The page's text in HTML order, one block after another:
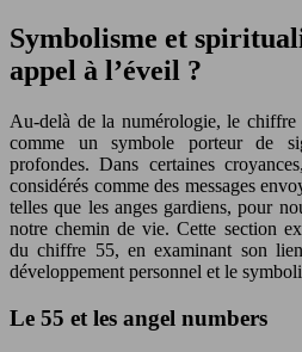
Symbolisme et
appel à l’éveil ?
Au-delà de la numérologie, le chiffre
comme un symbole porteur de
profondes. Dans certaines
considérés comme des messages
telles que les anges gardiens, pour
notre chemin de vie. Cette section
du chiffre 55, en examinant son
développement personnel et le
Le 55 et les angel numbers